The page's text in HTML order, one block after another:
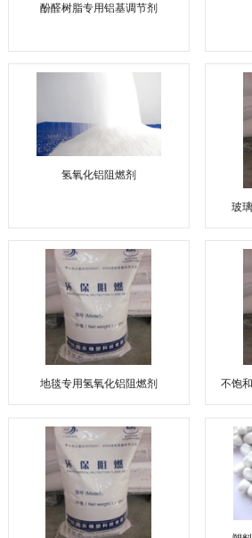
酚醛树脂专用铝基调节剂
氢氧化铝阻燃剂
玻
地毯专用氢氧化铝阻燃剂 不饱